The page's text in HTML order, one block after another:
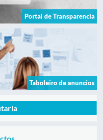
Portal de Transparencia
Taboleiro de anuncios